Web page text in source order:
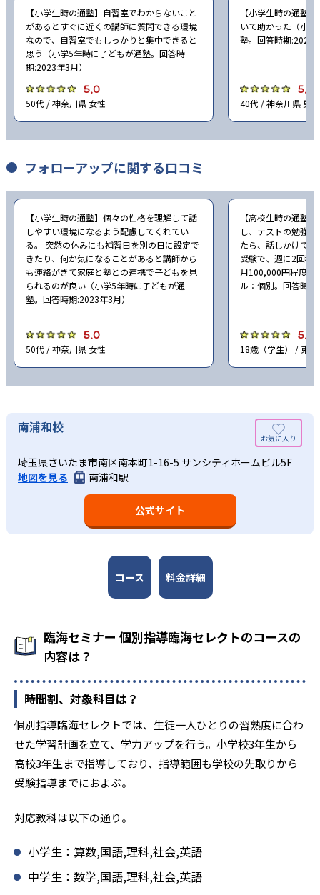
【小学生時の通塾】自習室でわからないこと
があるとすぐに近くの講師に質問できる環境
なので、自習室でもしっかりと集中できると
思う（小学5年時に子どもが通塾。回答時
期:2023年3月）
5.0
50代 / 神奈川県 女性
【小学生時の通塾
いて助かった（小
塾。回答時期:2023
5.0
40代 / 神奈川県 男性
フォローアップに関する口コミ
【小学生時の通塾】個々の性格を理解して話
しやすい環境になるよう配慮してくれてい
る。 突然の休みにも補習日を別の日に設定で
きたり、何か気になることがあると講師から
も連絡がきて家庭と塾との連携で子どもを見
られるのが良い（小学5年時に子どもが通
塾。回答時期:2023年3月）
5.0
50代 / 神奈川県 女性
【高校生時の通塾
し、テストの勉強
たら、話しかけて
受験で、週に2回程
月100,000円程度。
ル：個別。回答時
5.0
18歳（学生） / 東京
南浦和校
埼玉県さいたま市南区南本町1-16-5 サンシティホームビル5F
地図を見る
南浦和駅
公式サイト
コース 料金詳細
臨海セミナー 個別指導臨海セレクトのコースの
内容は？
時間割、対象科目は？
個別指導臨海セレクトでは、生徒一人ひとりの習熟度に合わ
せた学習計画を立て、学力アップを行う。小学校3年生から
高校3年生まで指導しており、指導範囲も学校の先取りから
受験指導までにおよぶ。
対応教科は以下の通り。
小学生：算数,国語,理科,社会,英語
中学生：数学,国語,理科,社会,英語